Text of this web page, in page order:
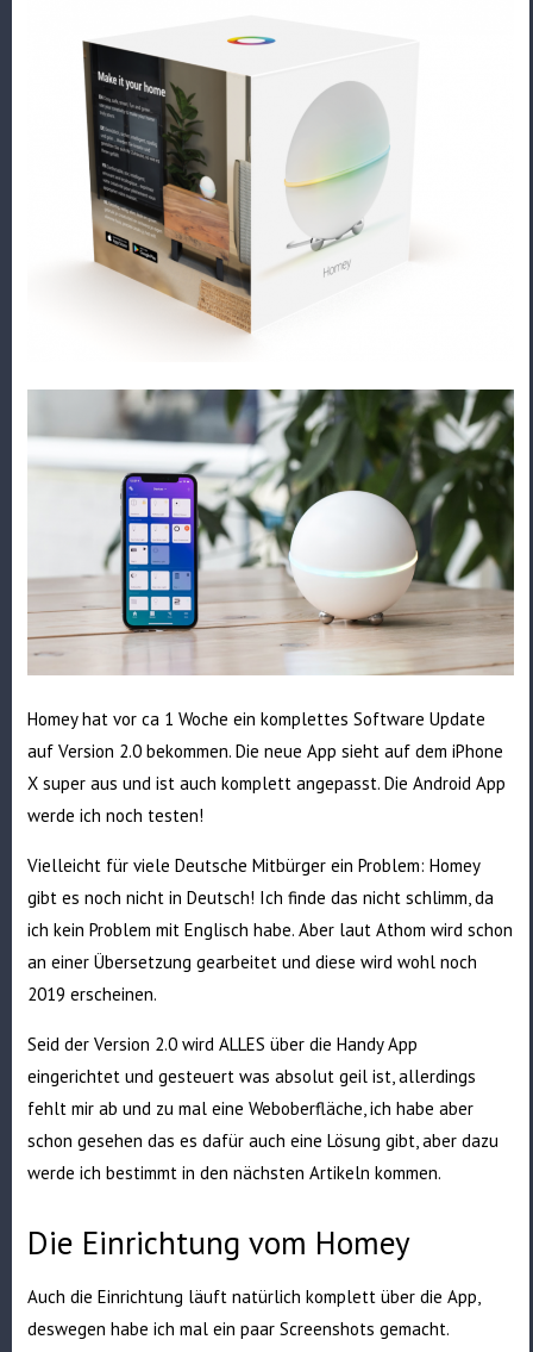
Homey hat vor ca 1 Woche ein komplettes Software Update
auf Version 2.0 bekommen. Die neue App sieht auf dem iPhone
X super aus und ist auch komplett angepasst. Die Android App
werde ich noch testen!
Vielleicht für viele Deutsche Mitbürger ein Problem: Homey
gibt es noch nicht in Deutsch! Ich finde das nicht schlimm, da
ich kein Problem mit Englisch habe. Aber laut Athom wird schon
an einer Übersetzung gearbeitet und diese wird wohl noch
2019 erscheinen.
Seid der Version 2.0 wird ALLES über die Handy App
eingerichtet und gesteuert was absolut geil ist, allerdings
fehlt mir ab und zu mal eine Weboberfläche, ich habe aber
schon gesehen das es dafür auch eine Lösung gibt, aber dazu
werde ich bestimmt in den nächsten Artikeln kommen.
Die Einrichtung vom Homey
Auch die Einrichtung läuft natürlich komplett über die App,
deswegen habe ich mal ein paar Screenshots gemacht.